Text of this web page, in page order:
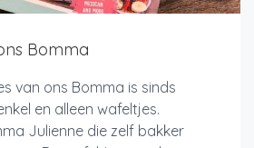
Bomma
van ons Bomma is sinds
en alleen wafeltjes.
Julienne die zelf bakker